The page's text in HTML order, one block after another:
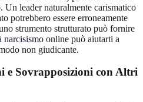
Un leader naturalmente carismatico
potrebbero essere erroneamente
strumento strutturato può fornire
narcisismo online può aiutarti a
non giudicante.
e Sovrapposizioni con Altri